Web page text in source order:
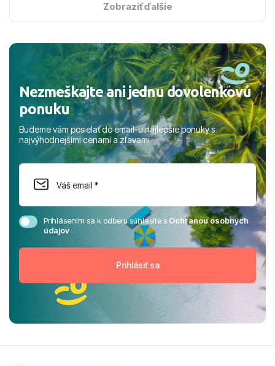
s hviezdičkou. ​Už teraz sa tešíme, kam s nami vyrazíte
Zobraziť ďalšie
Nezmeškajte ani jednu dovolenkovú
ponuku
Budeme vám posielať do email-u najlepšie ponuky s
najvýhodnejšími cenami a zľavami
Prihlásením sa k odberu súhlasíte sOchranou osobných
údajov